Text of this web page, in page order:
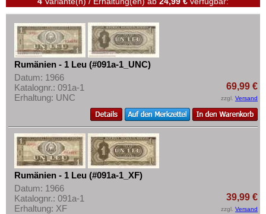
Spitzbergen
Tatarstan
Transnistrien
Tschechische Republik
Tschechoslowakei
Türkei
Ukraine
Ungarn
Vatikan
Weissrussland
Zypern
Informationen
Preislisten
Ankauf
Erhaltungsgrade
Gratisbanknoten
FAQ
Mehr über...
Zahlungsbedingungen
Privatsphäre und Datenschutz
Widerrufsbelehrung
Liefer- und Versandkosten
Rumänien - 1 Leu (#091a-1_UNC)
Datum: 1966
Katalognr.: 091a-1
Erhaltung: UNC
69,99 €
zzgl. Versand
Rumänien - 1 Leu (#091a-1_XF)
Datum: 1966
Katalognr.: 091a-1
Erhaltung: XF
39,99 €
zzgl. Versand